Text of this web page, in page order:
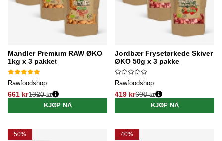
Mandler Premium RAW ØKO
1kg x 3 pakket
Rawfoodshop
661 kr
Vanlig pris:
1320 kr
KJØP NÅ
Jordbær Frysetørkede Skiver
ØKO 50g x 3 pakke
Rawfoodshop
419 kr
Vanlig pris:
698 kr
KJØP NÅ
50% 40%